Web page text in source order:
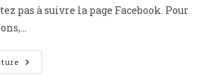
pas à suivre la page Facebook. Pour
Projet
Européen